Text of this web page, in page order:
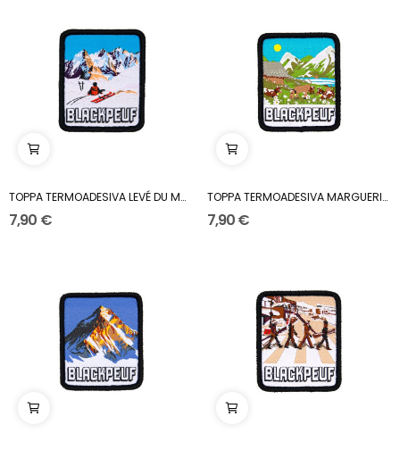
TOPPA TERMOADESIVA LEVÉ DU MONT BLANC
7,90 €
TOPPA TERMOADESIVA MARGUERITE PARTY
7,90 €